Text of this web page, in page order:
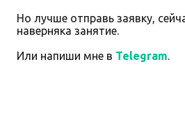
Но лучше отправь заявку,
наверняка занятие.
Или напиши мне в Telegram.